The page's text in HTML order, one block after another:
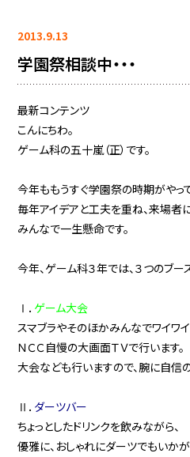
2013.9.13
学園祭相談中・・・
最新コンテンツ
こんにちわ。
ゲーム科の五十嵐（正）です。
今年ももうすぐ学園祭の時期がやって
毎年アイデアと工夫を重ね、来場者
みんなで一生懸命です。
今年、ゲーム科３年では、３つのブー
Ⅰ． ゲーム大会
スマブラやそのほかみんなでワイワ
ＮＣＣ自慢の大画面ＴＶで行います。
大会なども行いますので、腕に自信
Ⅱ． ダーツバー
ちょっとしたドリンクを飲みながら、
優雅に、おしゃれにダーツでもいかが